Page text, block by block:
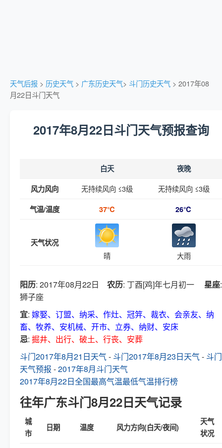
天气后报 > 历史天气 > 广东历史天气> 斗门历史天气 > 2017年08
月22日斗门天气
2017年8月22日斗门天气预报查询
白天 夜晚
风力风向 无持续风向 ≤3级 无持续风向 ≤3级
气温/温度 37℃ 26℃
天气状况
晴 大雨
阳历: 2017年08月22日 农历: 丁酉[鸡]年七月初一 星座:
狮子座
宜: 嫁娶、订盟、纳采、作灶、冠笄、裁衣、会亲友、纳
畜、牧养、安机械、开市、立券、纳财、安床
忌: 掘井、出行、破土、行丧、安葬
斗门2017年8月21日天气- 斗门2017年8月23日天气- 斗门
天气预报 -2017年8月斗门天气
2017年8月22日全国最高气温最低气温排行榜
往年广东斗门8月22日天气记录
城
市
日期 温度 风力方向(白天/夜间)
天气
状况